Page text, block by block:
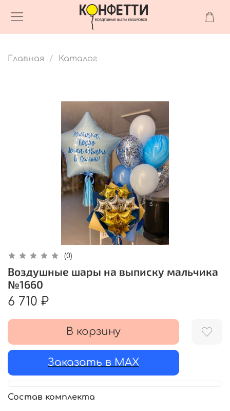
Главная Каталог
(0)
Воздушные шары на выписку мальчика
№1660
6 710 ₽
В корзину
Заказать в MAX
Состав комплекта